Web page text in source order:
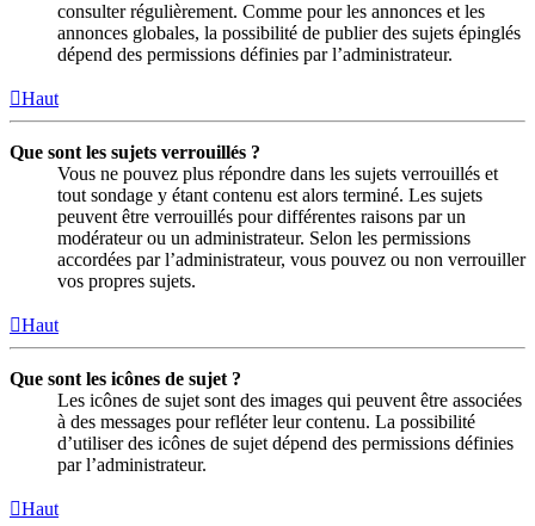
consulter régulièrement. Comme pour les annonces et les
annonces globales, la possibilité de publier des sujets épinglés
dépend des permissions définies par l’administrateur.
Haut
Que sont les sujets verrouillés ?
Vous ne pouvez plus répondre dans les sujets verrouillés et
tout sondage y étant contenu est alors terminé. Les sujets
peuvent être verrouillés pour différentes raisons par un
modérateur ou un administrateur. Selon les permissions
accordées par l’administrateur, vous pouvez ou non verrouiller
vos propres sujets.
Haut
Que sont les icônes de sujet ?
Les icônes de sujet sont des images qui peuvent être associées
à des messages pour refléter leur contenu. La possibilité
d’utiliser des icônes de sujet dépend des permissions définies
par l’administrateur.
Haut